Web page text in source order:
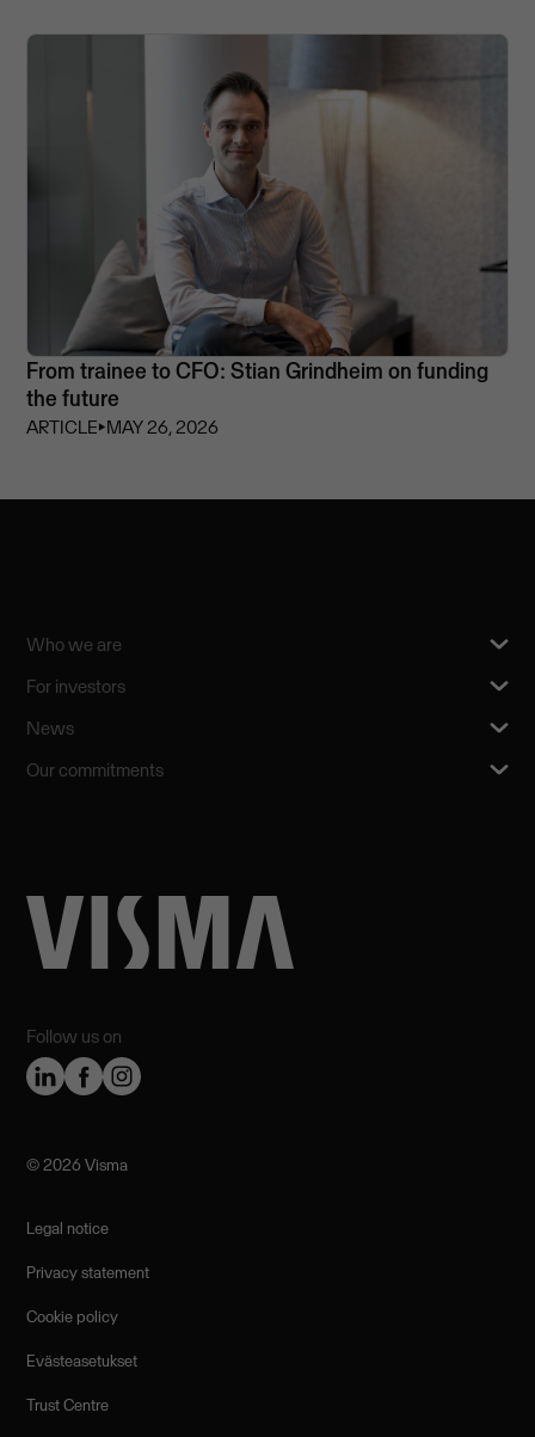
From trainee to CFO: Stian Grindheim on funding
the future
ARTICLE⏵MAY 26, 2026
Follow us on
Who we are
For investors
News
Our commitments
©️ 2026 Visma
Legal notice
Privacy statement
Cookie policy
Evästeasetukset
Trust Centre